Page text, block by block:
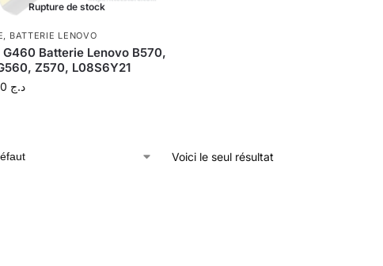
Rupture de stock
, BATTERIE LENOVO
G460 Batterie Lenovo B570,
Z570, L08S6Y21
د.ج
Voici le seul résultat